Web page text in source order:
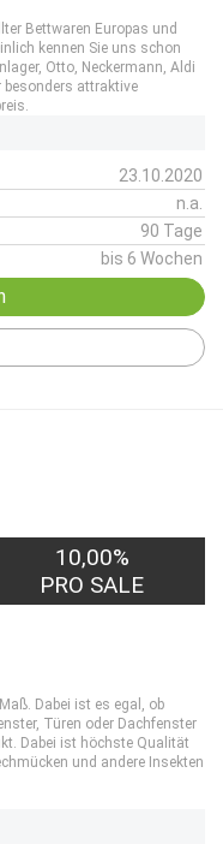
Bettwaren Europas und
kennen Sie uns schon
Otto, Neckermann, Aldi
besonders attraktive
23.10.2020
n.a.
90 Tage
bis 6 Wochen
10,00%
PRO SALE
Dabei ist es egal, ob
Türen oder Dachfenster
Dabei ist höchste Qualität
und andere Insekten